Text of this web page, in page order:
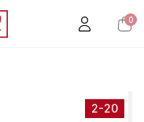
0
2-20